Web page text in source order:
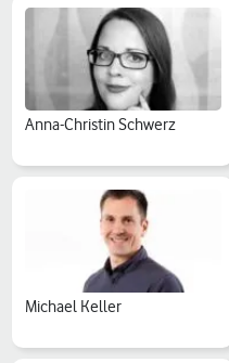
Anna-Christin Schwerz
Michael Keller